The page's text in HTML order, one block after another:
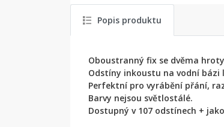
Popis produktu
Oboustranný fix se dvěma
Odstíny inkoustu na vodní bázi
Perfektní pro vyrábění přání,
Barvy nejsou světlostálé.
Dostupný v 107 odstínech +